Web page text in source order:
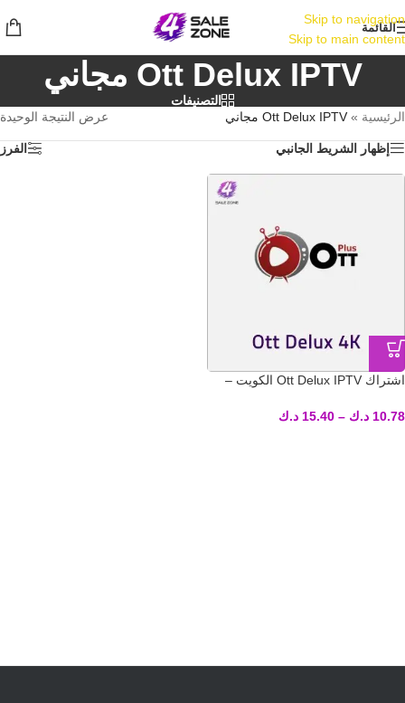
Skip to navigation
Skip to main content
القائمة
Ott Delux IPTV مجاني
التصنيفات
الرئيسية » Ott Delux IPTV مجاني عرض النتيجة الوحيدة
إظهار الشريط الجانبي الفرز
اشتراك Ott Delux IPTV الكويت –
10.78 د.ك –
15.40 د.ك